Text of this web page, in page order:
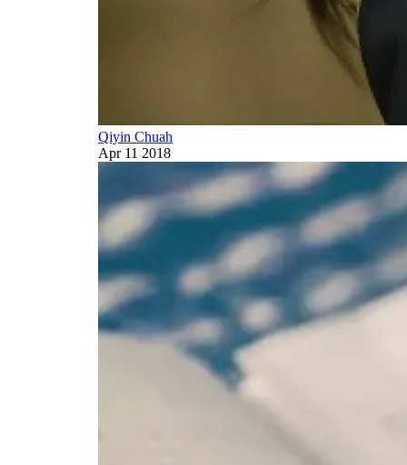
Qiyin Chuah
Apr 11 2018